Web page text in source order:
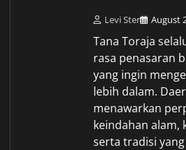
Levi Ster August
Tana Toraja
rasa penasaran
yang ingin
lebih dalam.
menawarkan
keindahan alam,
serta tradisi